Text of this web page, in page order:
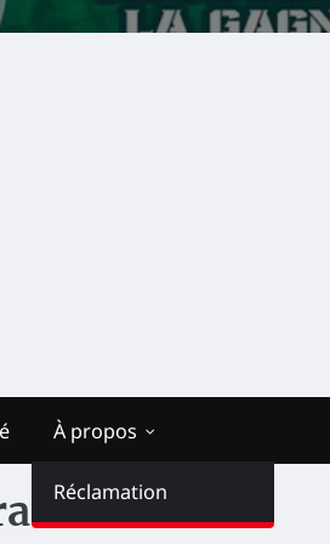
À propos
Réclamation